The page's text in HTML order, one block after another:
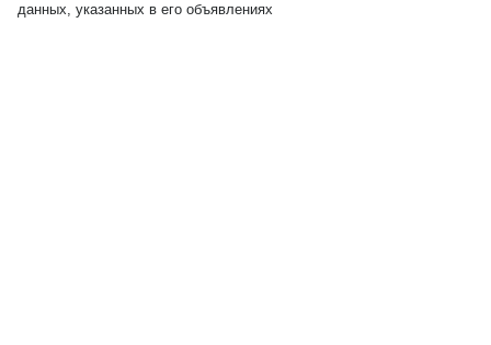
данных, указанных в его объявлениях